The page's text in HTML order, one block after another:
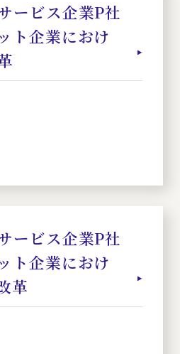
ービス企業P社
ト企業におけ
ービス企業P社
ト企業におけ
革